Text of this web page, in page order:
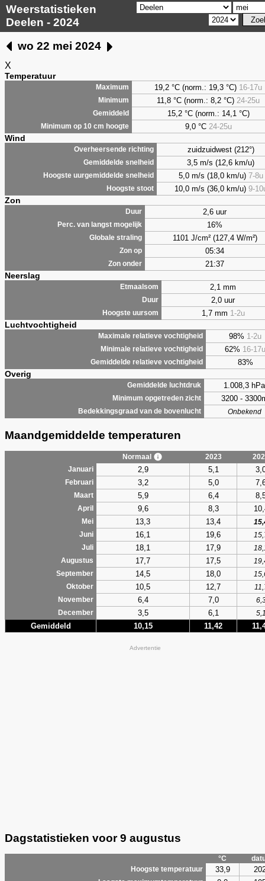
Weerstatistieken
Deelen - 2024
wo 22 mei 2024
X
Temperatuur
Maximum 19,2 °C (norm.: 19,3 °C) 16-17u
Minimum 11,8 °C (norm.: 8,2 °C) 24-25u
Gemiddeld 15,2 °C (norm.: 14,1 °C)
Minimum op 10 cm hoogte 9,0°C 24-25u
Wind
Overheersende richting zuidzuidwest (212°)
Gemiddelde snelheid 3,5 m/s (12,6 km/u)
Hoogste uurgemiddelde snelheid 5,0 m/s (18,0 km/u) 7-8u
Hoogste stoot 10,0 m/s (36,0 km/u) 9-
Zon
Duur 2,6 uur
Perc. van langst mogelijk 16%
Globale straling 1101 J/cm² (127,4 W/m²)
Zon op 05:34
Zon onder 21:37
Neerslag
Etmaalsom 2,1 mm
Duur 2,0 uur
Hoogste uursom 1,7 mm 1-2u
Luchtvochtigheid
Maximale relatieve vochtigheid 98% 1-2u
Minimale relatieve vochtigheid 62% 16-17u
Gemiddelde relatieve vochtigheid 83%
Overig
Gemiddelde luchtdruk 1.008,3 hPa
Minimum opgetreden zicht 3200 -
Bedekkingsgraad van de bovenlucht Onbekend
Maandgemiddelde temperaturen
Normaal 2023
Januari
2,9 5,1
Februari 3,2 5,0
Maart 5,9 6,4
April 9,6 8,3
Mei 13,3 13,4
Juni
16,1 19,6
Juli
18,1 17,9
Augustus
17,7 17,5
September
14,5 18,0
Oktober
10,5 12,7
November
6,4 7,0
December
3,5 6,1
Gemiddeld 10,15 11,42
Advertentie
Dagstatistieken voor 9 augustus
°C
Hoogste temperatuur
33,9